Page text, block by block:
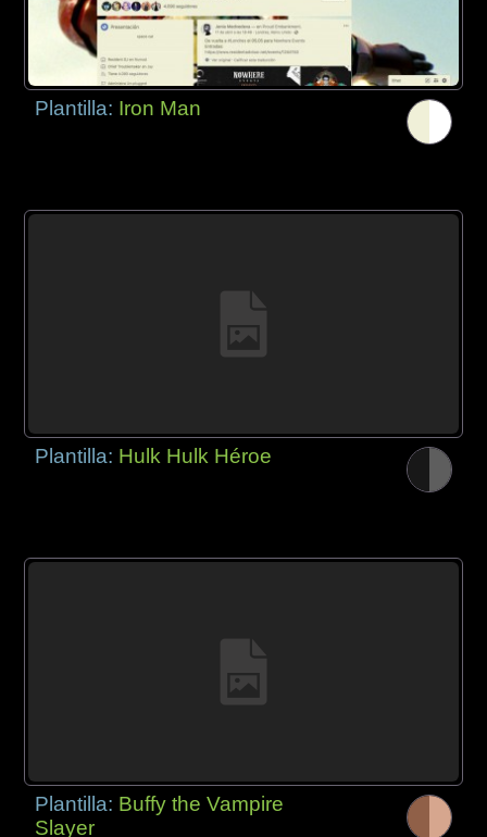
Plantilla: Iron Man
Plantilla: Hulk Hulk Héroe
Plantilla: Buffy the Vampire
Slayer